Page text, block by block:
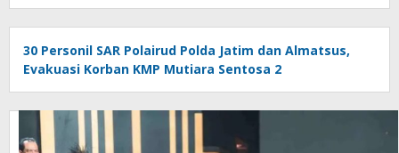
30 Personil SAR Polairud Polda Jatim dan Almatsus,
Evakuasi Korban KMP Mutiara Sentosa 2